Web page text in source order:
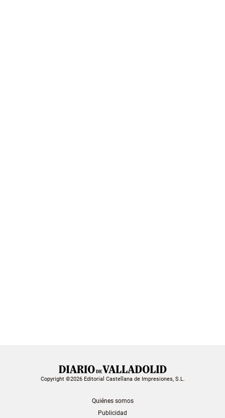
Copyright ©2026 Editorial Castellana de Impresiones, S.L.
Quiénes somos
Publicidad